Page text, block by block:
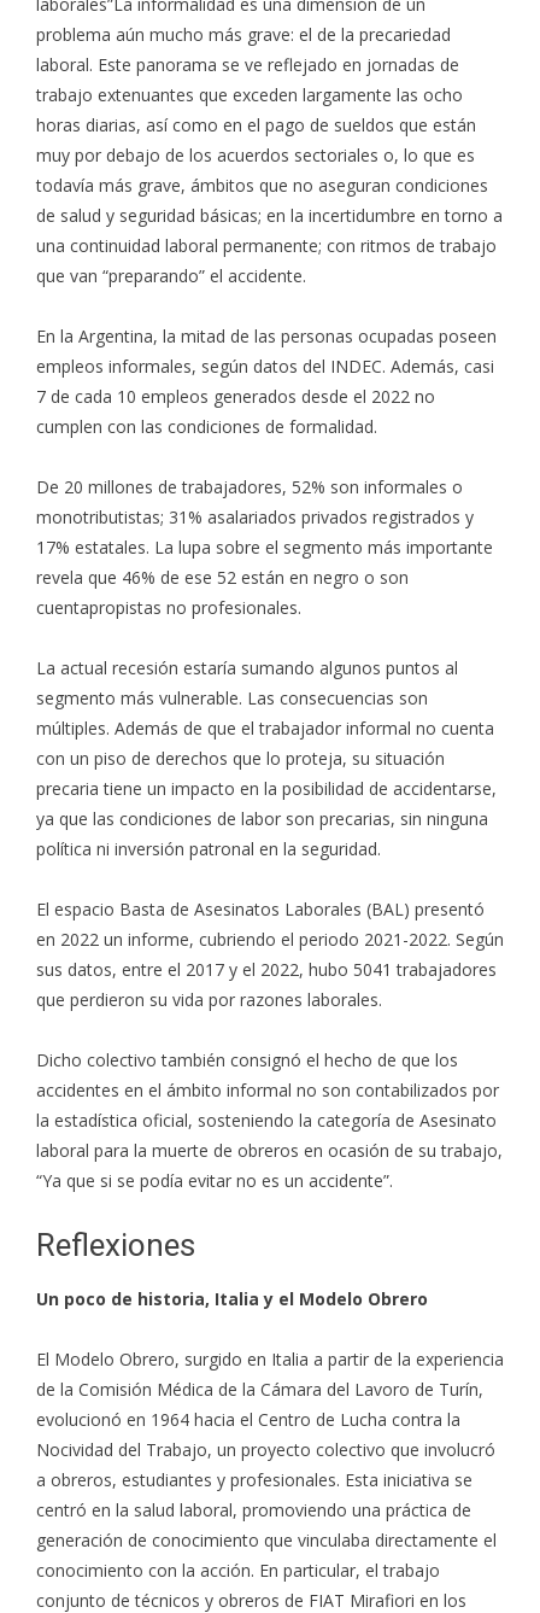
problema aún mucho más grave: el de la precariedad
laboral. Este panorama se ve reflejado en jornadas de
trabajo extenuantes que exceden largamente las ocho
horas diarias, así como en el pago de sueldos que están
muy por debajo de los acuerdos sectoriales o, lo que es
todavía más grave, ámbitos que no aseguran condiciones
de salud y seguridad básicas; en la incertidumbre en torno a
una continuidad laboral permanente; con ritmos de trabajo
que van “preparando” el accidente.
En la Argentina, la mitad de las personas ocupadas poseen
empleos informales, según datos del INDEC. Además, casi
7 de cada 10 empleos generados desde el 2022 no
cumplen con las condiciones de formalidad.
De 20 millones de trabajadores, 52% son informales o
monotributistas; 31% asalariados privados registrados y
17% estatales. La lupa sobre el segmento más importante
revela que 46% de ese 52 están en negro o son
cuentapropistas no profesionales.
La actual recesión estaría sumando algunos puntos al
segmento más vulnerable. Las consecuencias son
múltiples. Además de que el trabajador informal no cuenta
con un piso de derechos que lo proteja, su situación
precaria tiene un impacto en la posibilidad de accidentarse,
ya que las condiciones de labor son precarias, sin ninguna
política ni inversión patronal en la seguridad.
El espacio Basta de Asesinatos Laborales (BAL) presentó
en 2022 un informe, cubriendo el periodo 2021-2022. Según
sus datos, entre el 2017 y el 2022, hubo 5041 trabajadores
que perdieron su vida por razones laborales.
Dicho colectivo también consignó el hecho de que los
accidentes en el ámbito informal no son contabilizados por
la estadística oficial, sosteniendo la categoría de Asesinato
laboral para la muerte de obreros en ocasión de su trabajo,
“Ya que si se podía evitar no es un accidente”.
Reflexiones
Un poco de historia, Italia y el Modelo Obrero
El Modelo Obrero, surgido en Italia a partir de la experiencia
de la Comisión Médica de la Cámara del Lavoro de Turín,
evolucionó en 1964 hacia el Centro de Lucha contra la
Nocividad del Trabajo, un proyecto colectivo que involucró
a obreros, estudiantes y profesionales. Esta iniciativa se
centró en la salud laboral, promoviendo una práctica de
generación de conocimiento que vinculaba directamente el
conocimiento con la acción. En particular, el trabajo
conjunto de técnicos y obreros de FIAT Mirafiori en los